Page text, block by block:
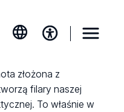
złożona z
filary naszej
To właśnie w